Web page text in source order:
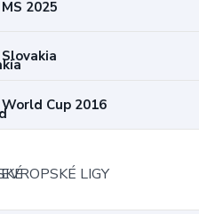
MS 2025
Slovakia
World Cup 2016
EVROPSKÉ LIGY